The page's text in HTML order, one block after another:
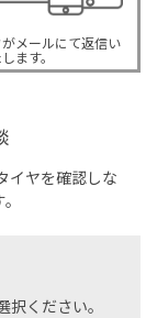
メールにて返信い
ます。
イヤを確認しな
ください。